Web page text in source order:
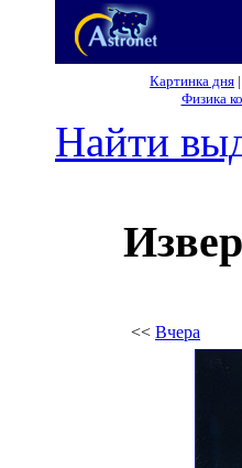
Картинка дня |
Физика
Найти
<< Вчера